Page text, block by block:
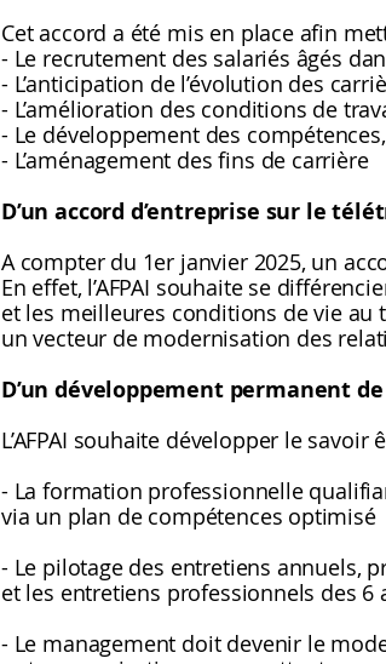
Cet accord a été mis en place afin
- Le recrutement des salariés âgés
- L’anticipation de l’évolution des
- L’amélioration des conditions de
- Le développement des
- L’aménagement des fins de carrière
D’un accord d’entreprise sur le
A compter du 1er janvier 2025, un
En effet, l’AFPAI souhaite se
et les meilleures conditions de vie au
un vecteur de modernisation des
D’un développement permanent
L’AFPAI souhaite développer le
- La formation professionnelle
via un plan de compétences optimisé
- Le pilotage des entretiens annuels,
et les entretiens professionnels des 6
- Le management doit devenir le